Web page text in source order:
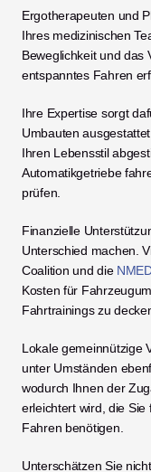
Ergotherapeuten und
Ihres medizinischen
Beweglichkeit und das
entspanntes Fahren
Ihre Expertise sorgt
Umbauten
Ihren Lebensstil
Automatikgetriebe
prüfen.
Finanzielle
Unterschied machen.
Coalition und die
Kosten für
Fahrtrainings zu
Lokale gemeinnützige
unter Umständen
wodurch Ihnen der
erleichtert wird, die
Fahren benötigen.
Unterschätzen Sie